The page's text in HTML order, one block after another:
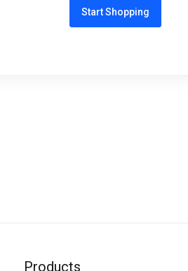
Start Shopping
Products